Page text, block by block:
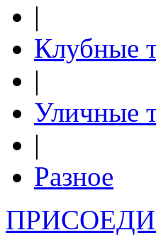
|
Клубные
|
Уличные
|
Разное